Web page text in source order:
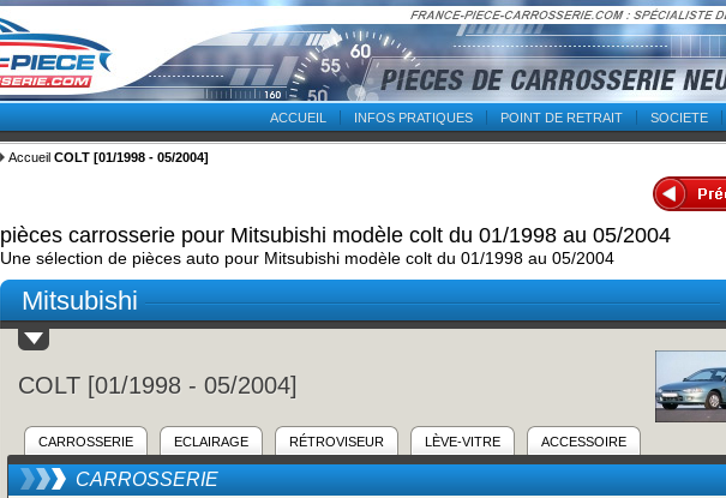
ACCUEIL INFOS PRATIQUES POINT DE RETRAIT SOCIETE
Accueil COLT [01/1998 - 05/2004]
pièces carrosserie pour Mitsubishi modèle colt du 01/1998 au 05/2004
Une sélection de pièces auto pour Mitsubishi modèle colt du 01/1998 au 05/2004
Mitsubishi
COLT [01/1998 - 05/2004]
CARROSSERIE ECLAIRAGE RÉTROVISEUR LÈVE-VITRE ACCESSOIRE
CARROSSERIE